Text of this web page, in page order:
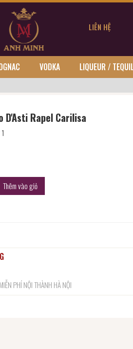
LIÊN HỆ
VODKA LIQUEUR /
D'Asti Rapel Carilisa
Thêm vào giỏ
PHÍ NỘI THÀNH HÀ NỘI